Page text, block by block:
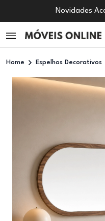
Novidades
Home Espelhos Decorativos